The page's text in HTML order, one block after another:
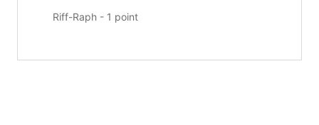
Riff-Raph - 1 point